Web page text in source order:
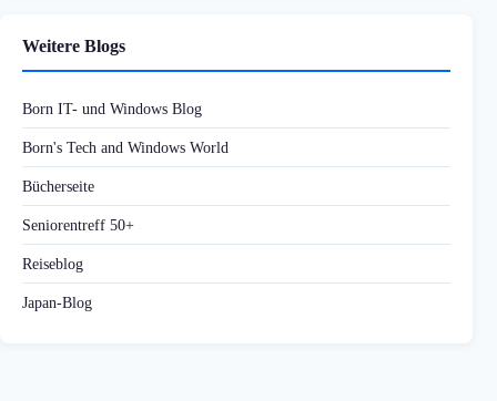
Weitere Blogs
Born IT- und Windows Blog
Born's Tech and Windows World
Bücherseite
Seniorentreff 50+
Reiseblog
Japan-Blog